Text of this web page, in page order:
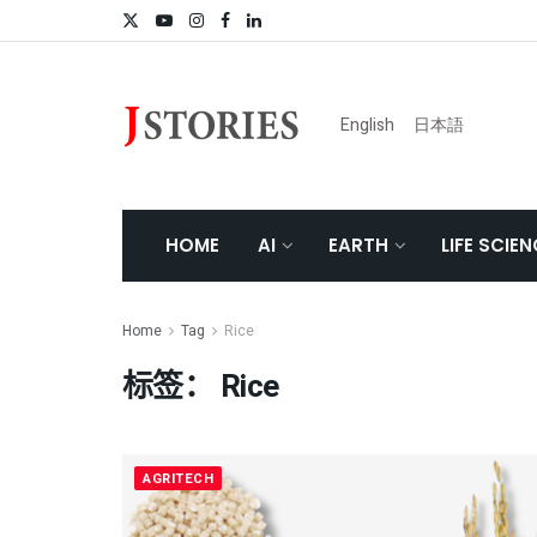
English 日本語
HOME AI EARTH LIFE
Home Tag Rice
标签： Rice
AGRITECH